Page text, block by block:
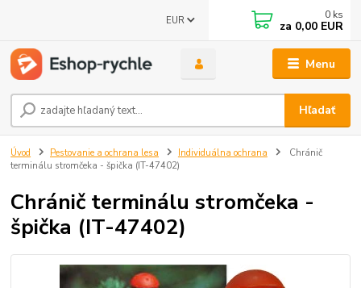
Menu
EUR
Hľadať
0 ks
za 0,00 EUR
Úvod Pestovanie a ochrana lesa Individuálna ochrana
Chránič
terminálu stromčeka - špička (IT-47402)
Chránič terminálu stromčeka -
špička (IT-47402)